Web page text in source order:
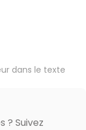
dans le texte
? Suivez